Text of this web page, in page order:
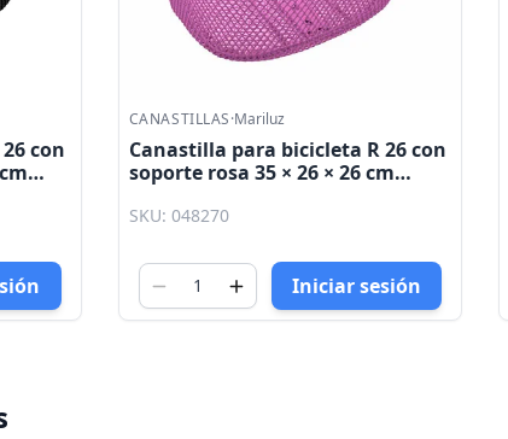
con
CANASTILLAS·Mariluz
Canastilla para bicicleta R 26 con
soporte rosa 35 × 26 × 26 cm
SKU: 048270
Iniciar sesión